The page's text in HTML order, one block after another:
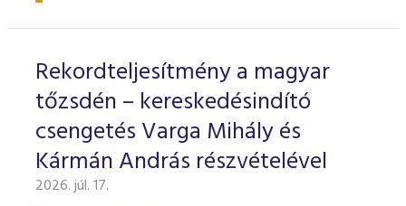
Rekordteljesítmény a magyar
tőzsdén – kereskedésindító
csengetés Varga Mihály és
Kármán András részvételével
2026. júl. 17.